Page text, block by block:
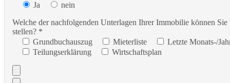
Ja
nein
Welche der nachfolgenden Unterlagen Ihrer Immobilie können
stellen? *
Grundbuchauszug
Mieterliste
Letzte Monats-/
Teilungserklärung
Wirtschaftsplan